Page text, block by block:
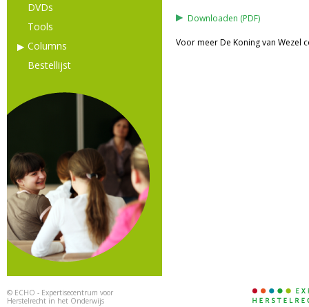
DVDs
Tools
Columns
Bestellijst
Downloaden (PDF)
Voor meer De Koning van Wezel
© ECHO - Expertisecentrum voor
Herstelrecht in het Onderwijs